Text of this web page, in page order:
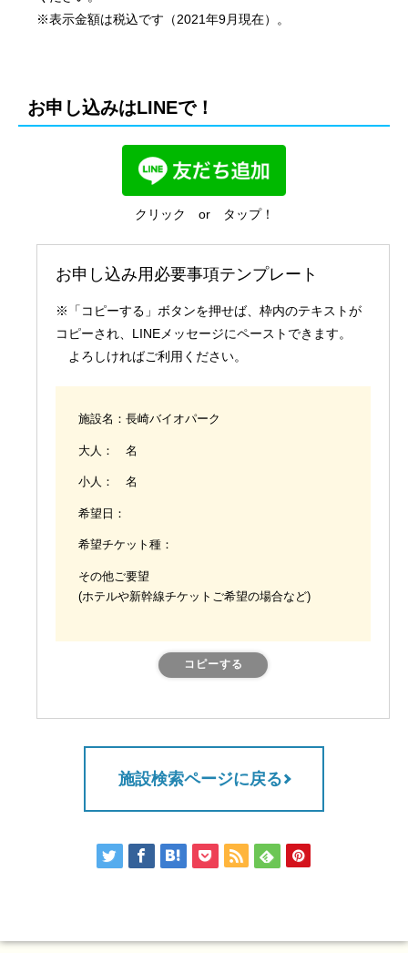
国際業務
※表示金額は税込です（2021年9月現在）。
お申し込みはLINEで！
クリック or タップ！
お申し込み用必要事項テンプレート
※「コピーする」ボタンを押せば、枠内のテキストが
コピーされ、LINEメッセージにペーストできます。
よろしければご利用ください。
施設名：長崎バイオパーク
大人： 名
小人： 名
希望日：
希望チケット種：
その他ご要望
(ホテルや新幹線チケットご希望の場合など)
コピーする
施設検索ページに戻る